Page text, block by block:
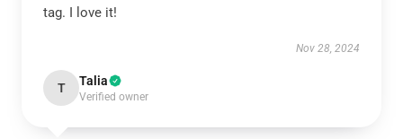
tag. I love it!
Nov 28, 2024
T Talia
Verified owner